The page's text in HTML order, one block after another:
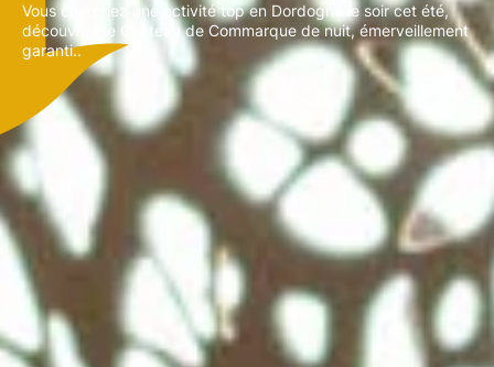
Vous cherchez une activité top en Dordogne le soir cet été,
découvrez le Château de Commarque de nuit, émerveillement
garanti..